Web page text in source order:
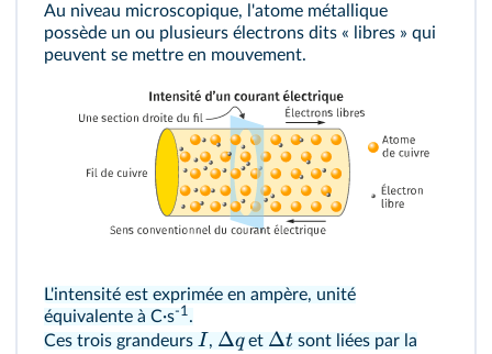
Au niveau microscopique, l'atome métallique
possède un ou plusieurs électrons dits « libres » qui
peuvent se mettre en mouvement.
L'intensité est exprimée en ampère, unité
équivalente à C·s-1 .
Ces trois grandeurs I, Δqet Δt sont liées par la